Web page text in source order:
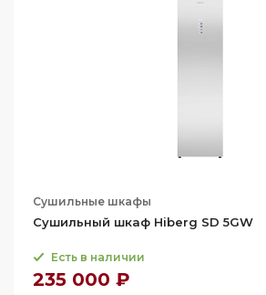
Сушильные шкафы
Сушильный шкаф Hiberg SD 5GW
Есть в наличии
235 000 ₽